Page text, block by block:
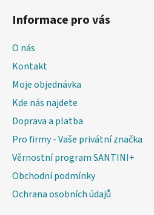
Informace pro vás
O nás
Kontakt
Moje objednávka
Kde nás najdete
Doprava a platba
Pro firmy - Vaše privátní značka
Věrnostní program SANTINI+
Obchodní podmínky
Ochrana osobních údajů